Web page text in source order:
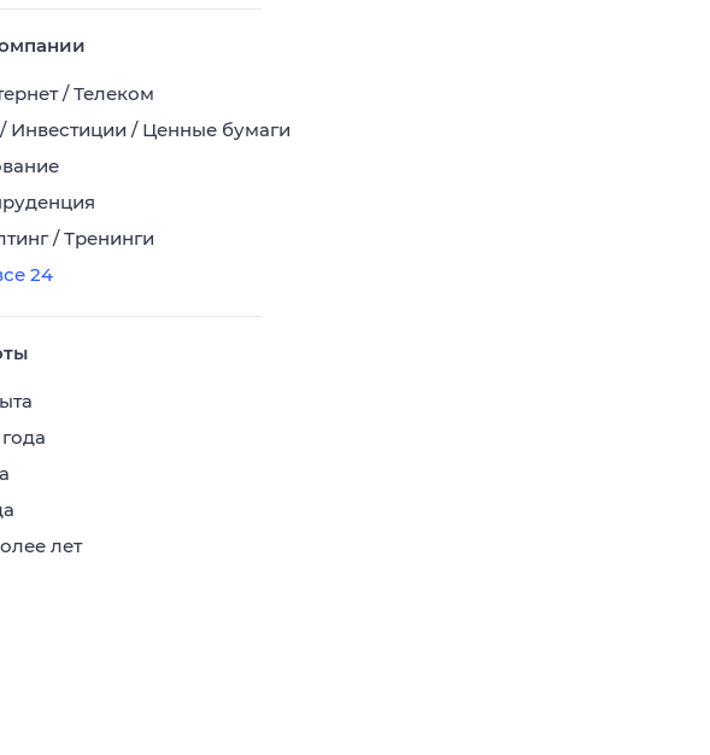
/ Телеком
Инвестиции / Ценные бумаги
/ Тренинги
24
лет